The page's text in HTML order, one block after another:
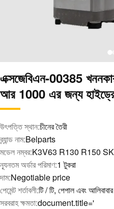
এক্সজেবিএন-00385
আর 1000 এর জন্য
উৎপত্তি স্থান:চীনের তৈরী
ব্র্যান্ড নাম:Belparts
মডেল নম্বর:K3V63 R130 R150
ন্যূনতম অর্ডার পরিমাণ:1 টুকরা
দাম:Negotiable price
পেমেন্ট শর্তাবলী:টি / টি, পেপাল এবং
সরবরাহ ক্ষমতা:document.title='